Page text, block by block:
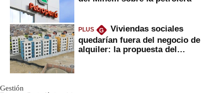
PLUS G
Viviendas sociales
quedarían fuera del negocio de
alquiler: la propuesta del
Gestión